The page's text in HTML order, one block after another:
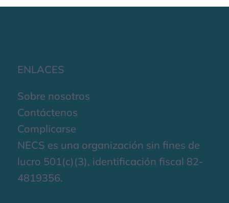
ENLACES
Sobre nosotros
Contáctenos
Complicarse
NECS es una organización sin fines de
lucro 501(c)(3), identificación fiscal 82-
4819356.